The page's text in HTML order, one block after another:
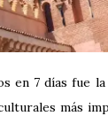
en 7 días fue
más